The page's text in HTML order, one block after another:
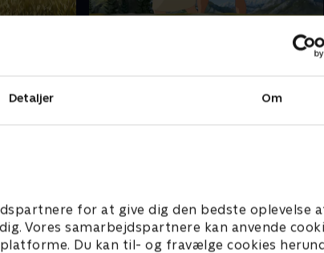
Detaljer Om
for at give dig den bedste oplevelse
Vores samarbejdspartnere kan anvende
Du kan til- og fravælge cookies
de to
bittert fjendskab raser mellem de to